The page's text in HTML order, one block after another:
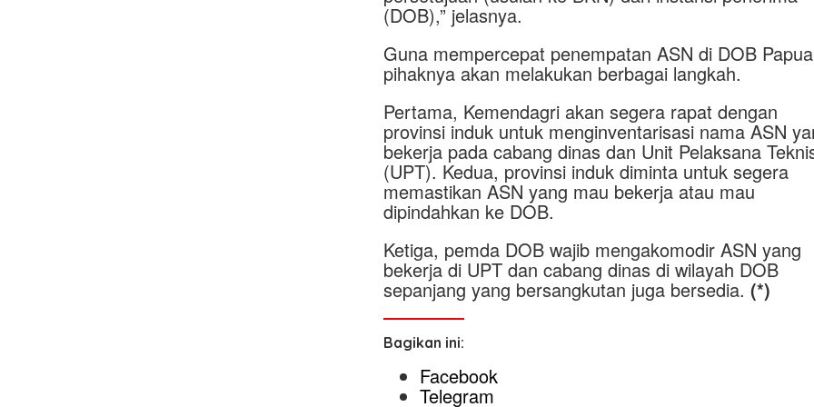
(DOB),” jelasnya.
Guna mempercepat penempatan ASN di DOB
pihaknya akan melakukan berbagai langkah.
Pertama, Kemendagri akan segera rapat dengan
provinsi induk untuk menginventarisasi nama ASN
bekerja pada cabang dinas dan Unit Pelaksana
(UPT). Kedua, provinsi induk diminta untuk segera
memastikan ASN yang mau bekerja atau mau
dipindahkan ke DOB.
Ketiga, pemda DOB wajib mengakomodir ASN yang
bekerja di UPT dan cabang dinas di wilayah DOB
sepanjang yang bersangkutan juga bersedia. (*)
Bagikan ini:
Facebook
Telegram